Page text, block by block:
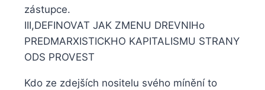
zástupce.
III,DEFINOVAT JAK ZMENU DREVNIHo
PREDMARXISTICKHO KAPITALISMU STRANY
ODS PROVEST
Kdo ze zdejších nositelu svého mínění to